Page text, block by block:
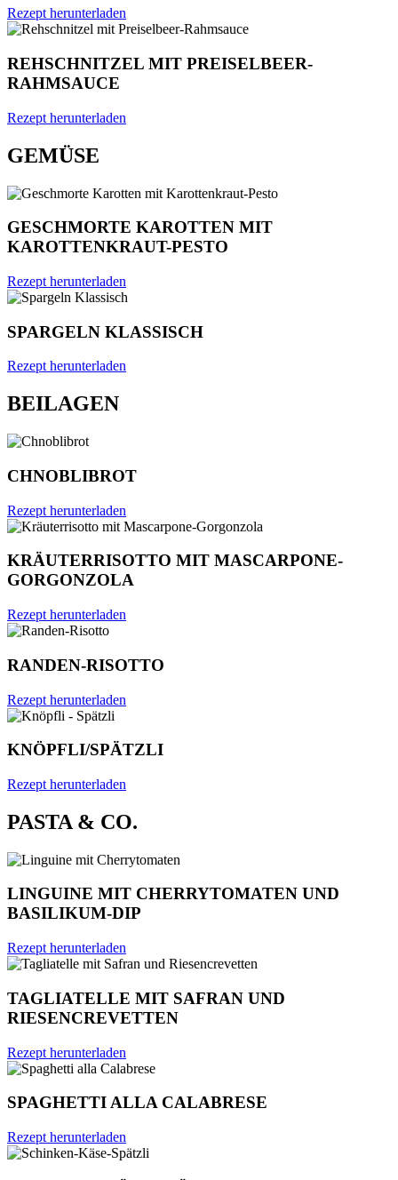
Rezept herunterladen
REHSCHNITZEL MIT PREISELBEER-
RAHMSAUCE
Rezept herunterladen
GEMÜSE
GESCHMORTE KAROTTEN MIT
KAROTTENKRAUT-PESTO
Rezept herunterladen
SPARGELN KLASSISCH
Rezept herunterladen
BEILAGEN
CHNOBLIBROT
Rezept herunterladen
KRÄUTERRISOTTO MIT MASCARPONE-
GORGONZOLA
Rezept herunterladen
RANDEN-RISOTTO
Rezept herunterladen
KNÖPFLI/SPÄTZLI
Rezept herunterladen
PASTA & CO.
LINGUINE MIT CHERRYTOMATEN UND
BASILIKUM-DIP
Rezept herunterladen
TAGLIATELLE MIT SAFRAN UND
RIESENCREVETTEN
Rezept herunterladen
SPAGHETTI ALLA CALABRESE
Rezept herunterladen